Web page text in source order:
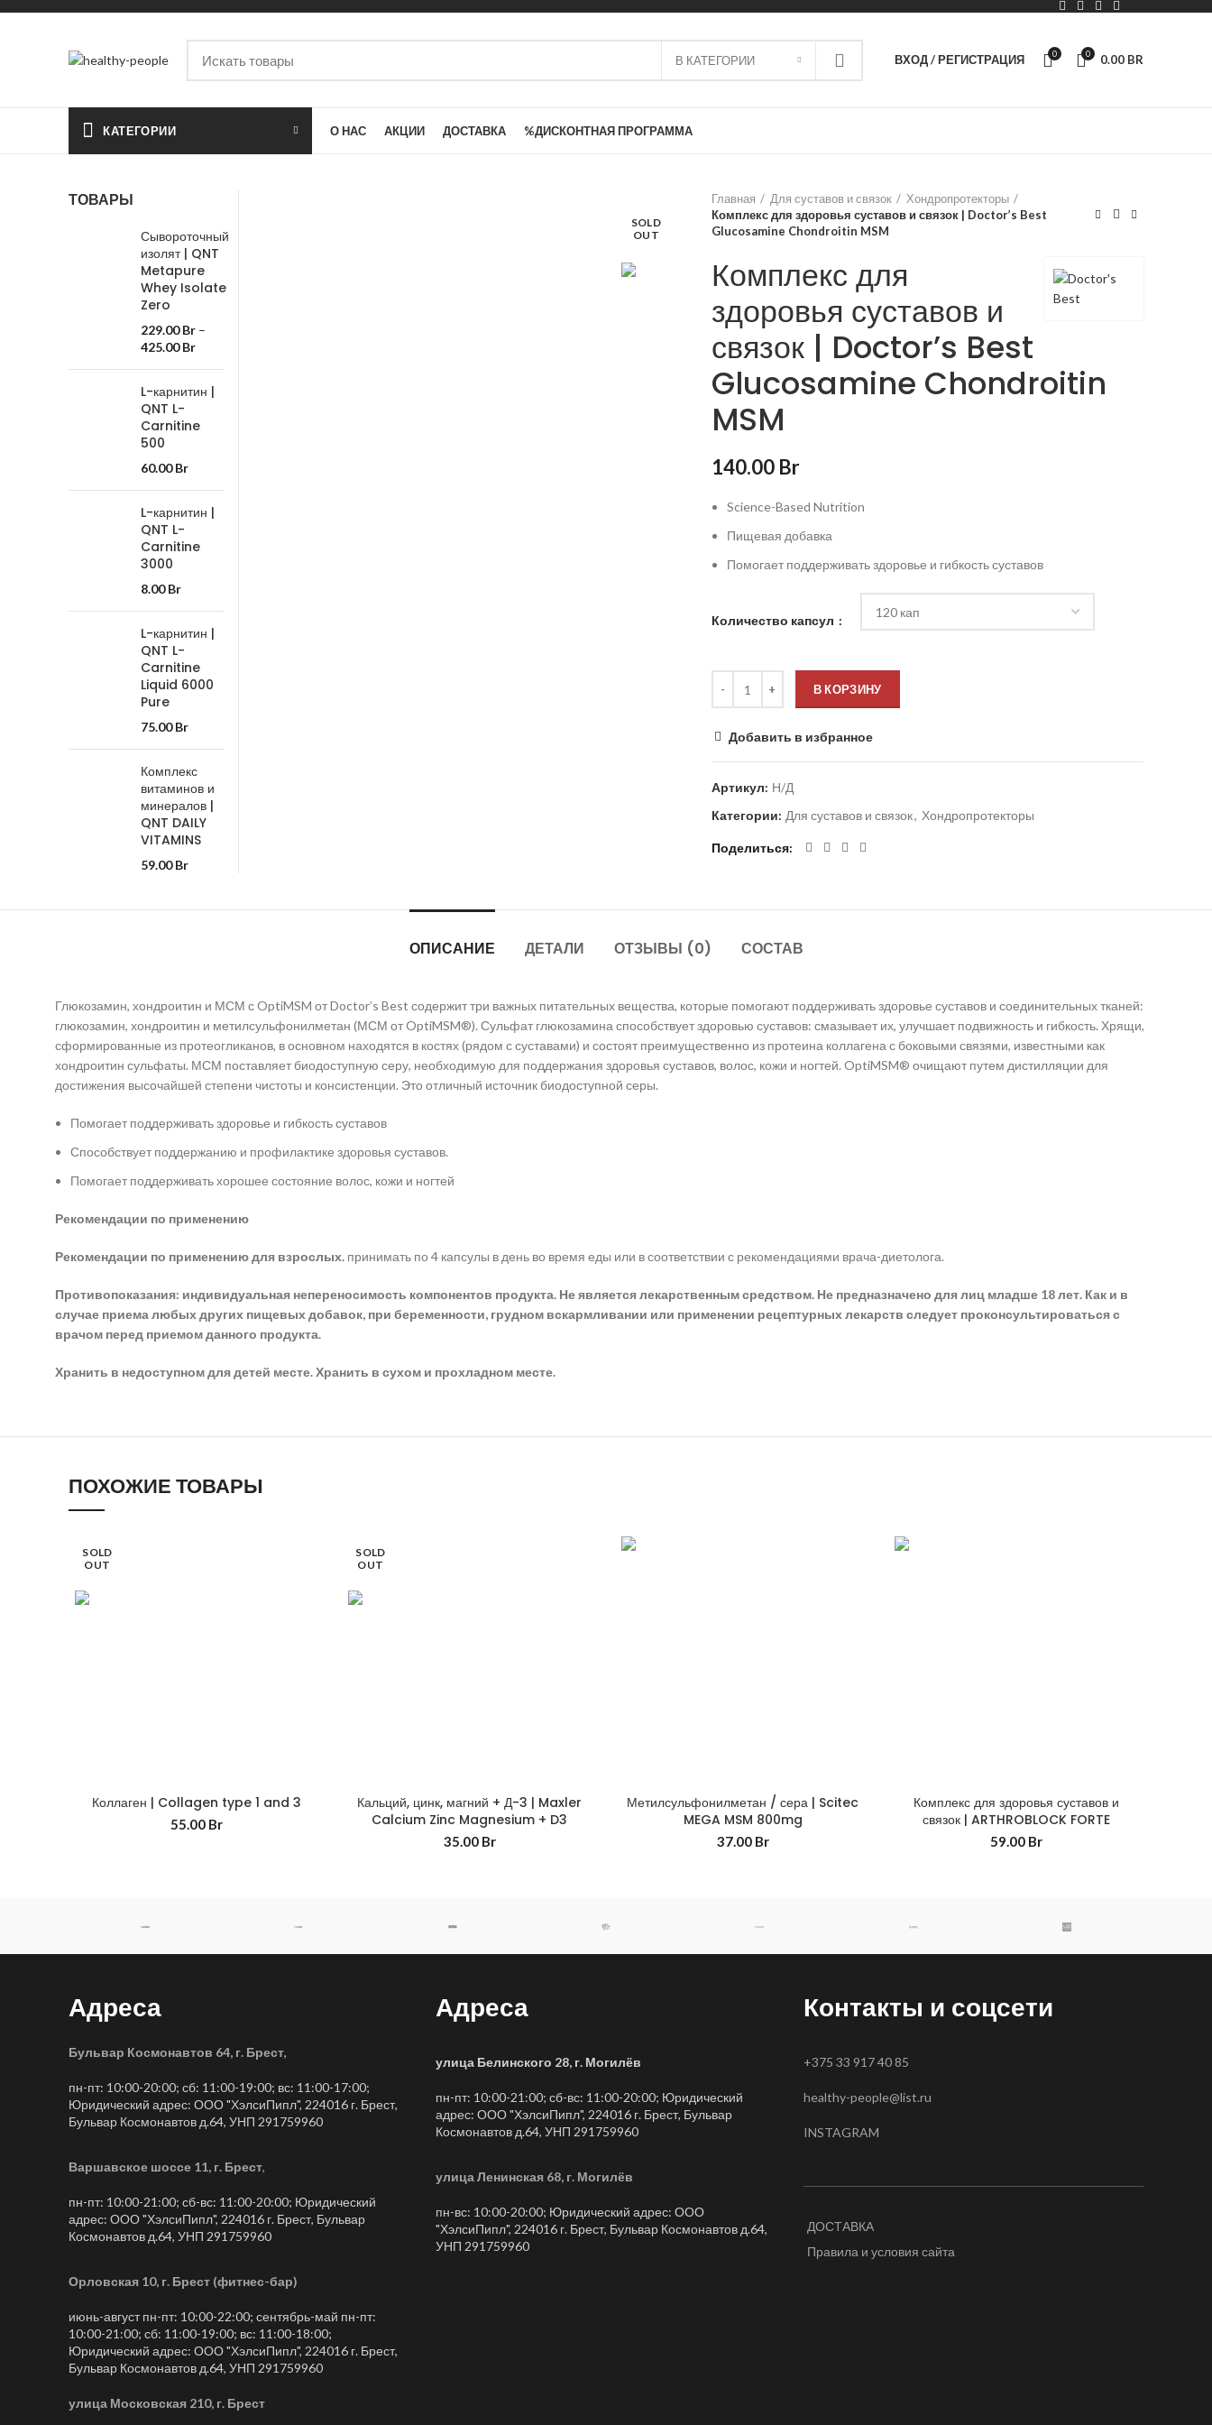
В КАТЕГОРИИ ВХОД / РЕГИСТРАЦИЯ 0 0 0.00 BR
КАТЕГОРИИ О НАС АКЦИИ ДОСТАВКА %ДИСКОНТНАЯ ПРОГРАММА
SOLD
OUT
Главная Для суставов и связок
Хондропротекторы
Комплекс для здоровья суставов и связок | Doctor’s Best
Glucosamine Chondroitin MSM
Комплекс для
здоровья суставов и
связок | Doctor’s Best
Glucosamine Chondroitin
MSM
140.00 Br
Science-Based Nutrition
Пищевая добавка
Помогает поддерживать здоровье и гибкость суставов
Количество капсул
В КОРЗИНУ
Добавить в избранное
Артикул: Н/Д
Категории: Для суставов и связок, Хондропротекторы
Поделиться
ТОВАРЫ
Сывороточный
изолят | QNT
Metapure
Whey Isolate
Zero
229.00Br –
425.00Br
L-карнитин |
QNT L-
Carnitine
500
60.00Br
L-карнитин |
QNT L-
Carnitine
3000
8.00Br
L-карнитин |
QNT L-
Carnitine
Liquid 6000
Pure
75.00Br
Комплекс
витаминов и
минералов |
QNT DAILY
VITAMINS
59.00Br
ОПИСАНИЕ ДЕТАЛИ ОТЗЫВЫ (0) СОСТАВ
Глюкозамин, хондроитин и МСМ с OptiMSM от Doctor’s Best содержит три важных питательных вещества, которые помогают поддерживать здоровье суставов и соединительных тканей:
глюкозамин, хондроитин и метилсульфонилметан (МСМ от OptiMSM®). Сульфат глюкозамина способствует здоровью суставов: смазывает их, улучшает подвижность и гибкость. Хрящи,
сформированные из протеогликанов, в основном находятся в костях (рядом с суставами) и состоят преимущественно из протеина коллагена с боковыми связями, известными как
хондроитин сульфаты. МСМ поставляет биодоступную серу, необходимую для поддержания здоровья суставов, волос, кожи и ногтей. OptiMSM® очищают путем дистилляции для
достижения высочайшей степени чистоты и консистенции. Это отличный источник биодоступной серы.
Помогает поддерживать здоровье и гибкость суставов
Способствует поддержанию и профилактике здоровья суставов.
Помогает поддерживать хорошее состояние волос, кожи и ногтей
Рекомендации по применению
Рекомендации по применению для взрослых. принимать по 4 капсулы в день во время еды или в соответствии с рекомендациями врача-диетолога.
Противопоказания: индивидуальная непереносимость компонентов продукта. Не является лекарственным средством. Не предназначено для лиц младше 18 лет. Как и в
случае приема любых других пищевых добавок, при беременности, грудном вскармливании или применении рецептурных лекарств следует проконсультироваться с
врачом перед приемом данного продукта.
Хранить в недоступном для детей месте. Хранить в сухом и прохладном месте.
ПОХОЖИЕ ТОВАРЫ
SOLD
OUT
Коллаген | Collagen type 1 and 3
55.00 Br
SOLD
OUT
Кальций, цинк, магний + Д-3 | Maxler
Calcium Zinc Magnesium + D3
35.00 Br
Метилсульфонилметан / сера | Scitec
MEGA MSM 800mg
37.00 Br
Комплекс для здоровья суставов и
связок | ARTHROBLOCK FORTE
59.00 Br
Адреса
Бульвар Космонавтов 64, г. Брест,
пн-пт: 10:00-20:00; сб: 11:00-19:00; вс: 11:00-17:00;
Юридический адрес: ООО "ХэлсиПипл", 224016 г. Брест,
Бульвар Космонавтов д.64, УНП 291759960
Варшавское шоссе 11, г. Брест,
пн-пт: 10:00-21:00; сб-вс: 11:00-20:00; Юридический
адрес: ООО "ХэлсиПипл", 224016 г. Брест, Бульвар
Космонавтов д.64, УНП 291759960
Орловская 10, г. Брест (фитнес-бар)
июнь-август пн-пт: 10:00-22:00; сентябрь-май пн-пт:
10:00-21:00; сб: 11:00-19:00; вс: 11:00-18:00;
Юридический адрес: ООО "ХэлсиПипл", 224016 г. Брест,
Бульвар Космонавтов д.64, УНП 291759960
улица Московская 210, г. Брест
Адреса
улица Белинского 28, г. Могилёв
пн-пт: 10:00-21:00; сб-вс: 11:00-20:00; Юридический
адрес: ООО "ХэлсиПипл", 224016 г. Брест, Бульвар
Космонавтов д.64, УНП 291759960
улица Ленинская 68, г. Могилёв
пн-вс: 10:00-20:00; Юридический адрес: ООО
"ХэлсиПипл", 224016 г. Брест, Бульвар Космонавтов д.64,
УНП 291759960
Контакты и соцсети
+375 33 917 40 85
healthy-people@list.ru
INSTAGRAM
ДОСТАВКА
Правила и условия сайта